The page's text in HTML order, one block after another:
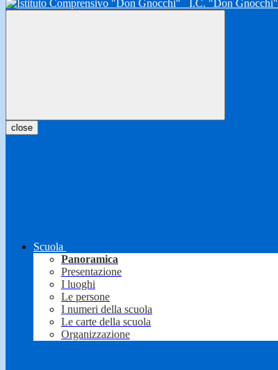
I.C. "Don Gnocchi"
close
Scuola
Panoramica
Presentazione
I luoghi
Le persone
I numeri della scuola
Le carte della scuola
Organizzazione